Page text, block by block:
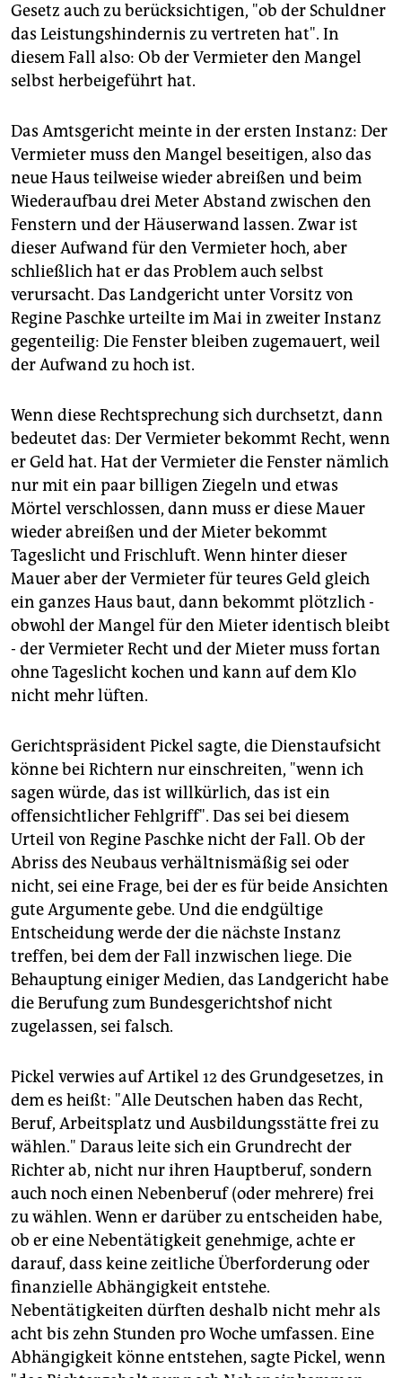
Gesetz auch zu berücksichtigen, "ob der Schuldner
das Leistungshindernis zu vertreten hat". In
diesem Fall also: Ob der Vermieter den Mangel
selbst herbeigeführt hat.
Das Amtsgericht meinte in der ersten Instanz: Der
Vermieter muss den Mangel beseitigen, also das
neue Haus teilweise wieder abreißen und beim
Wiederaufbau drei Meter Abstand zwischen den
Fenstern und der Häuserwand lassen. Zwar ist
dieser Aufwand für den Vermieter hoch, aber
schließlich hat er das Problem auch selbst
verursacht. Das Landgericht unter Vorsitz von
Regine Paschke urteilte im Mai in zweiter Instanz
gegenteilig: Die Fenster bleiben zugemauert, weil
der Aufwand zu hoch ist.
Wenn diese Rechtsprechung sich durchsetzt, dann
bedeutet das: Der Vermieter bekommt Recht, wenn
er Geld hat. Hat der Vermieter die Fenster nämlich
nur mit ein paar billigen Ziegeln und etwas
Mörtel verschlossen, dann muss er diese Mauer
wieder abreißen und der Mieter bekommt
Tageslicht und Frischluft. Wenn hinter dieser
Mauer aber der Vermieter für teures Geld gleich
ein ganzes Haus baut, dann bekommt plötzlich -
obwohl der Mangel für den Mieter identisch bleibt
- der Vermieter Recht und der Mieter muss fortan
ohne Tageslicht kochen und kann auf dem Klo
nicht mehr lüften.
Gerichtspräsident Pickel sagte, die Dienstaufsicht
könne bei Richtern nur einschreiten, "wenn ich
sagen würde, das ist willkürlich, das ist ein
offensichtlicher Fehlgriff". Das sei bei diesem
Urteil von Regine Paschke nicht der Fall. Ob der
Abriss des Neubaus verhältnismäßig sei oder
nicht, sei eine Frage, bei der es für beide Ansichten
gute Argumente gebe. Und die endgültige
Entscheidung werde der die nächste Instanz
treffen, bei dem der Fall inzwischen liege. Die
Behauptung einiger Medien, das Landgericht habe
die Berufung zum Bundesgerichtshof nicht
zugelassen, sei falsch.
Pickel verwies auf Artikel 12 des Grundgesetzes, in
dem es heißt: "Alle Deutschen haben das Recht,
Beruf, Arbeitsplatz und Ausbildungsstätte frei zu
wählen." Daraus leite sich ein Grundrecht der
Richter ab, nicht nur ihren Hauptberuf, sondern
auch noch einen Nebenberuf (oder mehrere) frei
zu wählen. Wenn er darüber zu entscheiden habe,
ob er eine Nebentätigkeit genehmige, achte er
darauf, dass keine zeitliche Überforderung oder
finanzielle Abhängigkeit entstehe.
Nebentätigkeiten dürften deshalb nicht mehr als
acht bis zehn Stunden pro Woche umfassen. Eine
Abhängigkeit könne entstehen, sagte Pickel, wenn